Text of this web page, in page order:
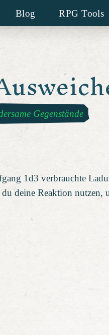
Blog RPG Tools
Gegenstände
1d3 verbrauchte
deine Reaktion nutzen,